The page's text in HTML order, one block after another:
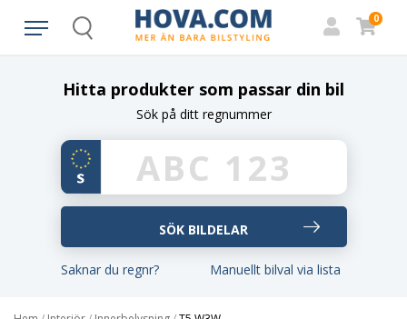
Search
0
Hitta produkter som passar din bil
Sök på ditt regnummer
Saknar du regnr? Manuellt bilval via lista